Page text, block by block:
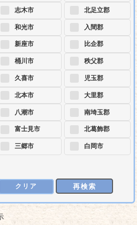
志木市
和光市
新座市
桶川市
久喜市
北本市
八潮市
富士見市
三郷市
北足立郡
入間郡
比企郡
秩父郡
児玉郡
大里郡
南埼玉郡
北葛飾郡
白岡市
クリア 再検索